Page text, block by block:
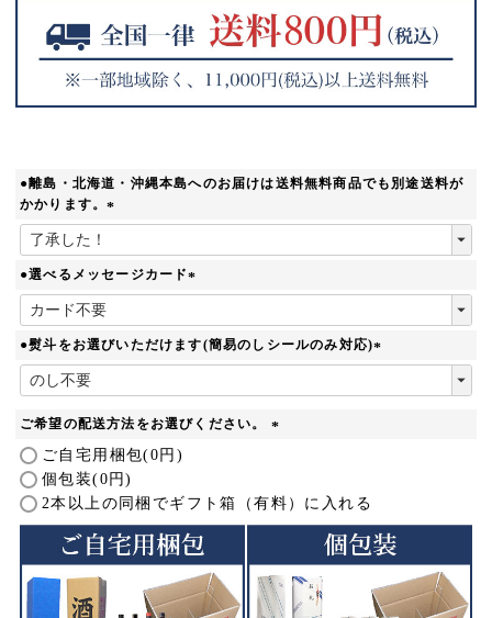
●離島・北海道・沖縄本島へのお届けは送料無料商品でも別途送料が
かかります。
(
須
)
●選べるメッセージカード
(
須
)
●熨斗をお選びいただけます(簡易のしシールのみ対応)
(
ご希望の配送方法をお選びください。
)
ご自宅用梱包(0円)
個包装(0円)
2本以上の同梱でギフト箱（有料）に入れる